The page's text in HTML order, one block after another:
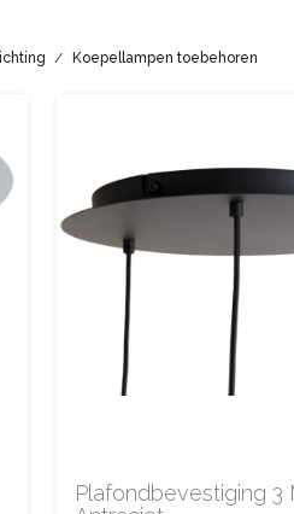
Koepellampen toebehoren
Plafondbevestiging 3